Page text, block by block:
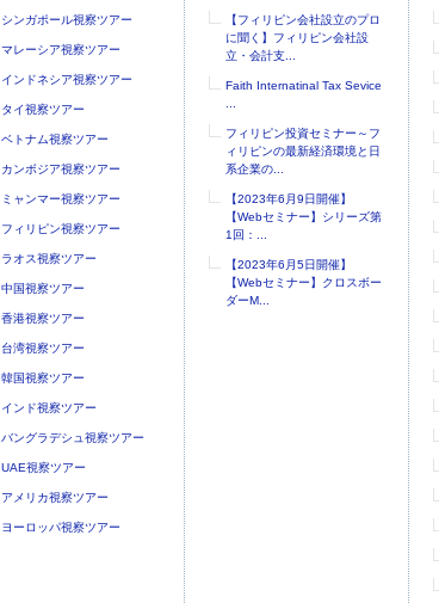
シンガポール視察ツアー
マレーシア視察ツアー
インドネシア視察ツアー
タイ視察ツアー
ベトナム視察ツアー
カンボジア視察ツアー
ミャンマー視察ツアー
フィリピン視察ツアー
ラオス視察ツアー
中国視察ツアー
香港視察ツアー
台湾視察ツアー
韓国視察ツアー
インド視察ツアー
バングラデシュ視察ツアー
UAE視察ツアー
アメリカ視察ツアー
ヨーロッパ視察ツアー
【フィリピン会社設立のプロ
に聞く】フィリピン会社設
立・会計支...
Faith Internatinal Tax Sevice
フィリピン投資セミナー～フ
ィリピンの最新経済環境と日
系企業の...
【2023年6月9日開催】
【Webセミナー】シリーズ第
1回：...
【2023年6月5日開催】
【Webセミナー】クロスボー
ダーM...